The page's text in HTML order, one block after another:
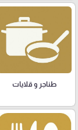
طناجر و قلايات